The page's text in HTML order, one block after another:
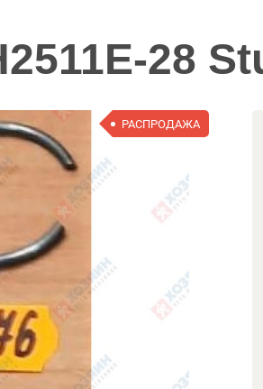
28
РАСПРОДАЖА